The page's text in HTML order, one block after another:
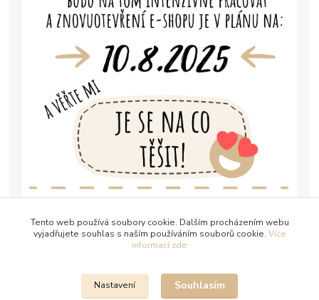
Tento web používá soubory cookie. Dalším procházením webu
vyjadřujete souhlas s naším používáním souborů cookie. Více
informací zde
Nastavení Souhlasím